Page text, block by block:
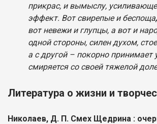
прикрас, и вымыслу,
эффект. Вот свирепые и
вот невежи и глупцы, а вот и
одной стороны, силен духом,
а с другой – покорно принимает
смиряется со своей тяжелой
Литература о жизни и
Николаев, Д. П. Смех Щедрина :